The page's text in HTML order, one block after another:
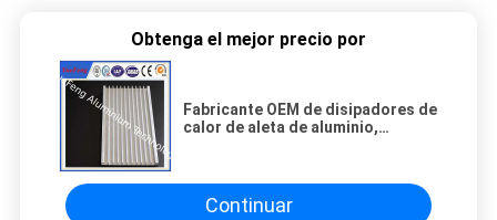
Obtenga el mejor precio por
Fabricante OEM de disipadores de
calor de aleta de aluminio,
Continuar